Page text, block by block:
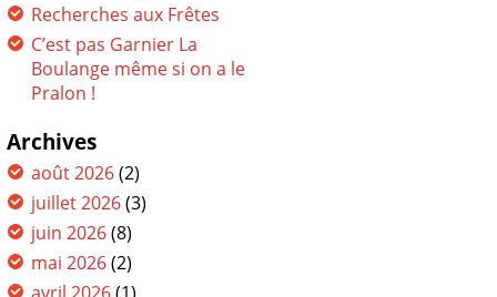
Recherches aux Frêtes
C’est pas Garnier La
Boulange même si on a le
Pralon !
Archives
août 2026(2)
juillet 2026(3)
juin 2026(8)
mai 2026(2)